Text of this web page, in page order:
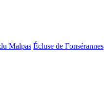
Malpas Écluse de Fonsérannes